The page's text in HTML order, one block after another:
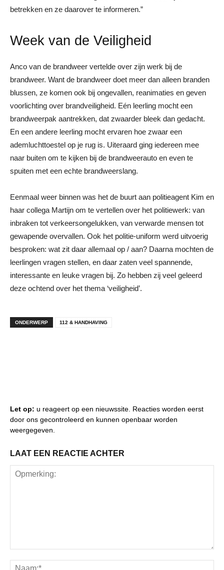
betrekken en ze daarover te informeren.”
Week van de Veiligheid
Anco van de brandweer vertelde over zijn werk bij de
brandweer. Want de brandweer doet meer dan alleen branden
blussen, ze komen ook bij ongevallen, reanimaties en geven
voorlichting over brandveiligheid. Eén leerling mocht een
brandweerpak aantrekken, dat zwaarder bleek dan gedacht.
En een andere leerling mocht ervaren hoe zwaar een
ademluchttoestel op je rug is. Uiteraard ging iedereen mee
naar buiten om te kijken bij de brandweerauto en even te
spuiten met een echte brandweerslang.
Eenmaal weer binnen was het de buurt aan politieagent Kim en
haar collega Martijn om te vertellen over het politiewerk: van
inbraken tot verkeersongelukken, van verwarde mensen tot
gewapende overvallen. Ook het politie-uniform werd uitvoerig
besproken: wat zit daar allemaal op / aan? Daarna mochten de
leerlingen vragen stellen, en daar zaten veel spannende,
interessante en leuke vragen bij. Zo hebben zij veel geleerd
deze ochtend over het thema ‘veiligheid’.
ONDERWERP 112 & HANDHAVING
Let op: u reageert op een nieuwssite. Reacties worden eerst
door ons gecontroleerd en kunnen openbaar worden
weergegeven.
LAAT EEN REACTIE ACHTER